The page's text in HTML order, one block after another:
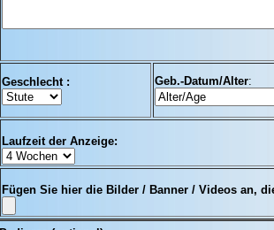
Geschlecht : Geb.-Datum/Alter:
Laufzeit der Anzeige:
Fügen Sie hier die Bilder / Banner / Videos an,